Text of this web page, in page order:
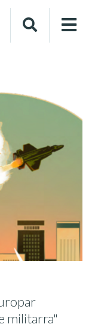
militarra"